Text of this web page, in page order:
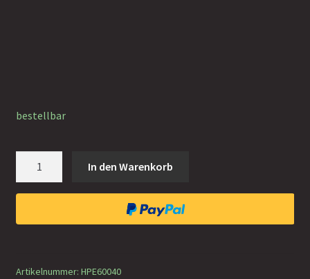
bestellbar
Regenschirm
Logo
In den Warenkorb
Artikelnummer: HPE60040